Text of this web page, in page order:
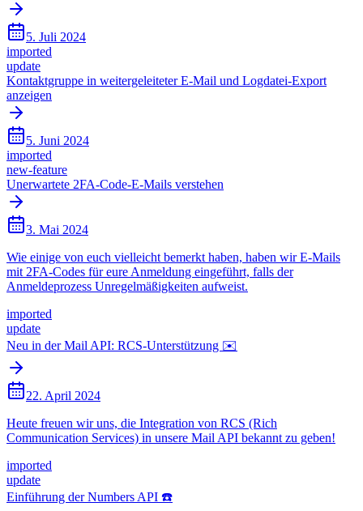
5. Juli 2024
imported
update
Kontaktgruppe in weitergeleiteter E-Mail und Logdatei-Export
anzeigen
5. Juni 2024
imported
new-feature
Unerwartete 2FA-Code-E-Mails verstehen
3. Mai 2024
Wie einige von euch vielleicht bemerkt haben, haben wir E-Mails
mit 2FA-Codes für eure Anmeldung eingeführt, falls der
Anmeldeprozess Unregelmäßigkeiten aufweist.
imported
update
Neu in der Mail API: RCS-Unterstützung ✉️
22. April 2024
Heute freuen wir uns, die Integration von RCS (Rich
Communication Services) in unsere Mail API bekannt zu geben!
imported
update
Einführung der Numbers API ☎️